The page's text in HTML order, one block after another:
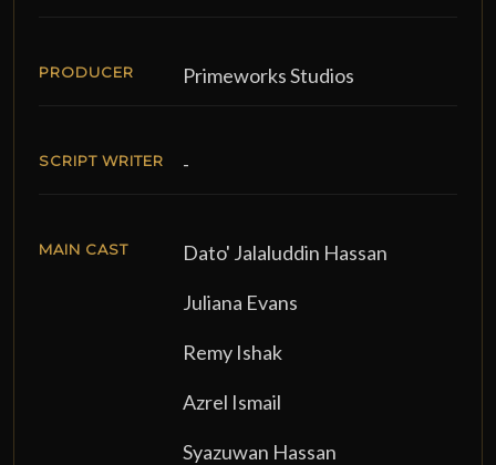
PRODUCER Primeworks Studios
SCRIPT WRITER -
MAIN CAST Dato' Jalaluddin Hassan
Juliana Evans
Remy Ishak
Azrel Ismail
Syazuwan Hassan